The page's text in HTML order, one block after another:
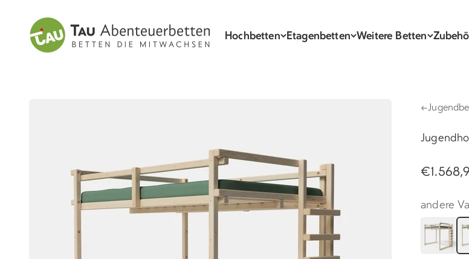
Hochbetten Etagenbetten Weitere Betten
TAU Abenteuerbetten
←
andere